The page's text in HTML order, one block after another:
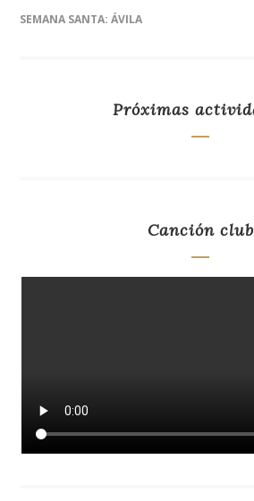
SEMANA SANTA: ÁVILA
Próximas
Canción club